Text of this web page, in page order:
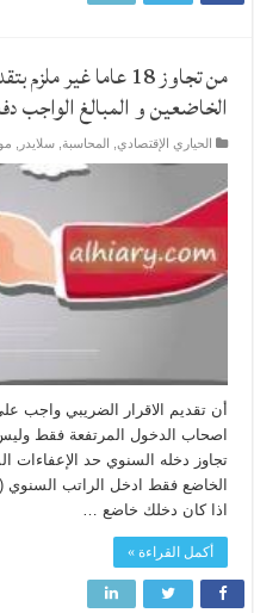
من تجاوز 18 عاما
الخاضعين و المبالغ الواجب
الحياري الإقتصادي المحاسبة سلايدر
أن تقديم الاقرار الضريبي واجب
اصحاب الدخول المرتفعة فقط
تجاوز دخله السنوي حد الإعفاءات
الخاضع فقط ادخل الراتب
اذا كان دخلك خاضع …
أكمل القراءة »